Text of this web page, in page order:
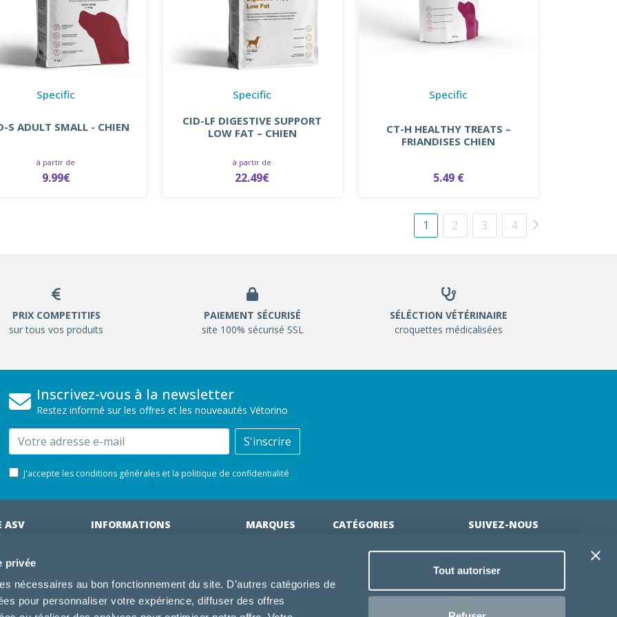
privée
nécessaires au bon fonctionnement du site. D’autres catégories de
pour personnaliser votre expérience, diffuser des offres
Tout autoriser
Specific
S ADULT SMALL - CHIEN
à partir de
9.99€
Specific
CID-LF DIGESTIVE SUPPORT
LOW FAT – CHIEN
à partir de
22.49€
Specific
CT-H HEALTHY TREATS –
FRIANDISES CHIEN
5.49 €
1 2 3 4
PRIX COMPETITIFS
sur tous vos produits
PAIEMENT SÉCURISÉ
site 100% sécurisé SSL
SÉLÉCTION VÉTÉRINAIRE
croquettes médicalisées
Inscrivez-vous à la newsletter
Restez informé sur les offres et les nouveautés Vétorino
Email S'inscrire
J'accepte les conditions générales et la politique de confidentialité
ASV
clinique
clients
Vétorino
INFORMATIONS
À propos de nous
Offres pour les vétérinaires
Mentions légales
MARQUES
Hill's pet Nutrition
Virbac
Purina Pro Plan
CATÉGORIES
Jouets chien
SUIVEZ-NOUS